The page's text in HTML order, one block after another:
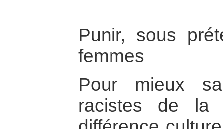
Punir, sous
femmes
Pour mieux
racistes de la